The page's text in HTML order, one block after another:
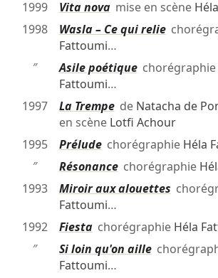
1999 Vita novamise en scène
1998
Wasla – Ce qui relie
Fattoumi…
″
Asile poétiquechorégraphie
Fattoumi…
1997
La Trempede Natacha de
en scène Lotfi Achour
1995
Préludechorégraphie Héla
″
Résonancechorégraphie
1993
Miroir aux alouettes
Fattoumi…
1992
Fiestachorégraphie Héla
″
Si loin qu'on aille
Fattoumi…